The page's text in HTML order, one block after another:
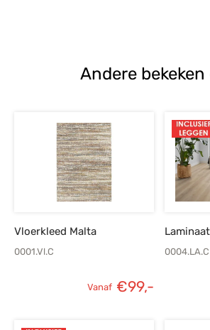
Andere bekeken
Vloerkleed Malta
0001.Vl.C
Vanaf €99,-
0004.LA.C